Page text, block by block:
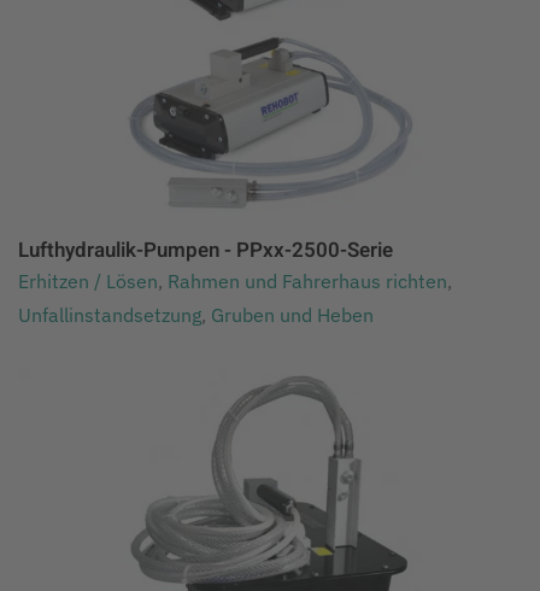
Lufthydraulik-Pumpen - PPxx-2500-Serie
Erhitzen / Lösen, Rahmen und Fahrerhaus richten,
Unfallinstandsetzung, Gruben und Heben